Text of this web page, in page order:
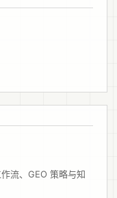
流、GEO 策略与知